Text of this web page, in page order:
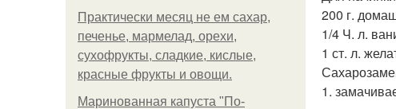
Практически месяц не ем сахар,
печенье, мармелад, орехи,
сухофрукты, сладкие, кислые,
красные фрукты и овощи.
Маринованная капуста "По-
200 г.
1/4 Ч. л.
1 ст. л.
1.